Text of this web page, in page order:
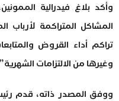
وأكد بلاغ فيدرالية
المشاكل المتراكمة لأرباب
تراكم أداء القروض
وغيرها من الالتزامات
ووفق المصدر ذاته، قدم